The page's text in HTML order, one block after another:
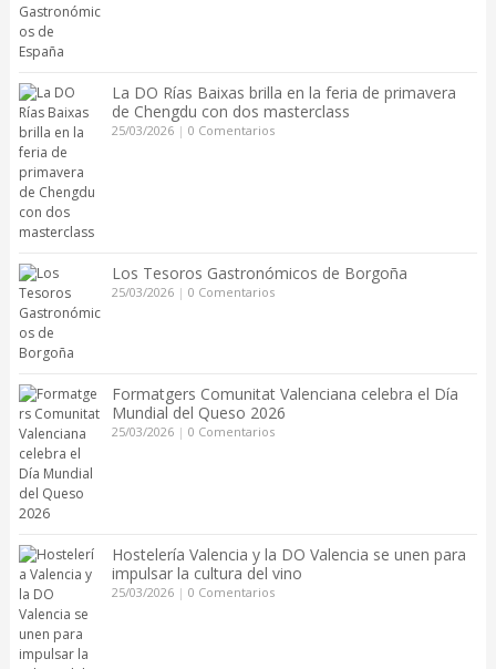
La DO Rías Baixas brilla en la feria de primavera
de Chengdu con dos masterclass
25/03/2026| 0 Comentarios
Los Tesoros Gastronómicos de Borgoña
25/03/2026| 0 Comentarios
Formatgers Comunitat Valenciana celebra el Día
Mundial del Queso 2026
25/03/2026| 0 Comentarios
Hostelería Valencia y la DO Valencia se unen para
impulsar la cultura del vino
25/03/2026| 0 Comentarios